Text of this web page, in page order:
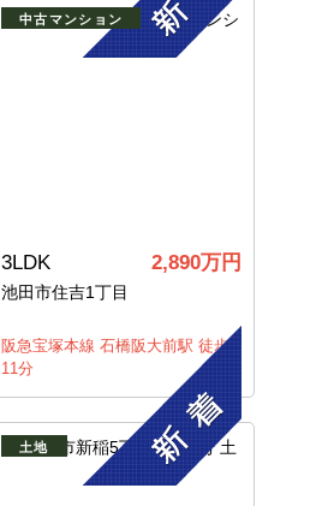
中古マンション
3LDK 2,890万円
池田市住吉1丁目
阪急宝塚本線 石橋阪大前駅 徒歩
11分
土地